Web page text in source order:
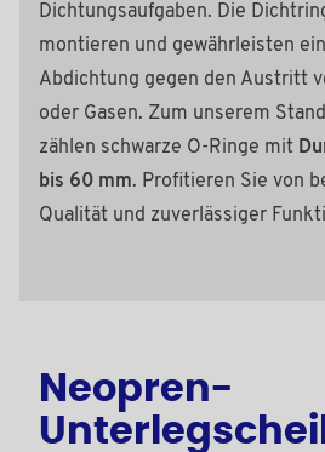
Dichtungsaufgaben. Die
montieren und gewährleisten
Abdichtung gegen den Austritt
oder Gasen. Zum unserem
zählen schwarze O-Ringe mit
bis 60 mm. Profitieren Sie von
Qualität und zuverlässiger
Neopren-